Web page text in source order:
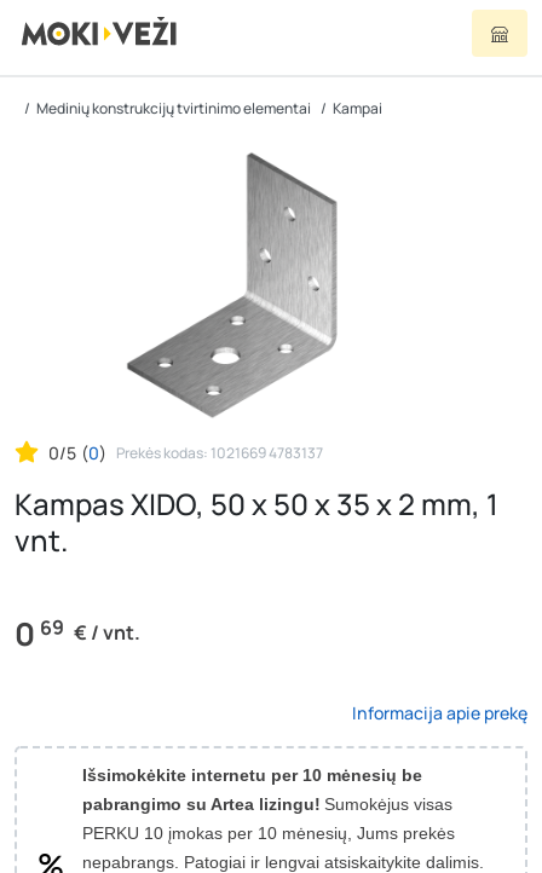
Medinių konstrukcijų tvirtinimo elementai Kampai
0/5 (0) Prekės kodas: 1021669 4783137
Kampas XIDO, 50 x 50 x 35 x 2 mm, 1
vnt.
0 69 € / vnt.
Informacija apie prekę
Išsimokėkite internetu per 10 mėnesių be
pabrangimo su Artea lizingu! Sumokėjus visas
PERKU 10 įmokas per 10 mėnesių, Jums prekės
nepabrangs. Patogiai ir lengvai atsiskaitykite dalimis.